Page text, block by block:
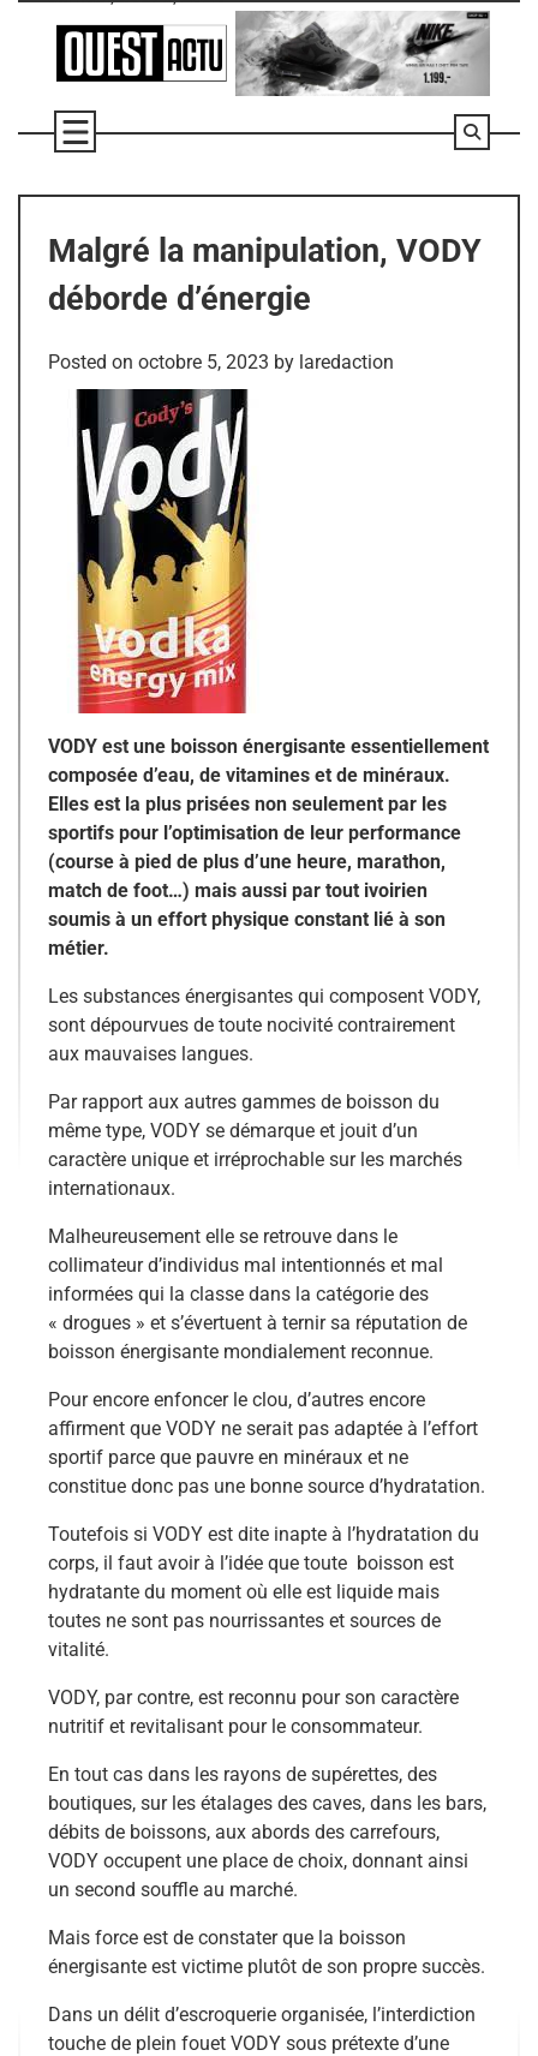
Malgré la manipulation, VODY
déborde d’énergie
Posted on octobre 5, 2023 by laredaction
VODY est une boisson énergisante essentiellement
composée d’eau, de vitamines et de minéraux.
Elles est la plus prisées non seulement par les
sportifs pour l’optimisation de leur performance
(course à pied de plus d’une heure, marathon,
match de foot…) mais aussi par tout ivoirien
soumis à un effort physique constant lié à son
métier.
Les substances énergisantes qui composent VODY,
sont dépourvues de toute nocivité contrairement
aux mauvaises langues.
Par rapport aux autres gammes de boisson du
même type, VODY se démarque et jouit d’un
caractère unique et irréprochable sur les marchés
internationaux.
Malheureusement elle se retrouve dans le
collimateur d’individus mal intentionnés et mal
informées qui la classe dans la catégorie des
« drogues » et s’évertuent à ternir sa réputation de
boisson énergisante mondialement reconnue.
Pour encore enfoncer le clou, d’autres encore
affirment que VODY ne serait pas adaptée à l’effort
sportif parce que pauvre en minéraux et ne
constitue donc pas une bonne source d’hydratation.
Toutefois si VODY est dite inapte à l’hydratation du
corps, il faut avoir à l’idée que toute boisson est
hydratante du moment où elle est liquide mais
toutes ne sont pas nourrissantes et sources de
vitalité.
VODY, par contre, est reconnu pour son caractère
nutritif et revitalisant pour le consommateur.
En tout cas dans les rayons de supérettes, des
boutiques, sur les étalages des caves, dans les bars,
débits de boissons, aux abords des carrefours,
VODY occupent une place de choix, donnant ainsi
un second souffle au marché.
Mais force est de constater que la boisson
énergisante est victime plutôt de son propre succès.
Dans un délit d’escroquerie organisée, l’interdiction
touche de plein fouet VODY sous prétexte d’une